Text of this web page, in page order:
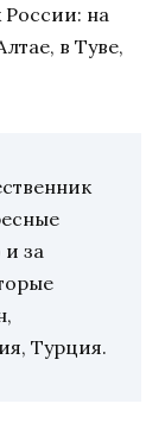
России: на
в Туве,
за
Турция.